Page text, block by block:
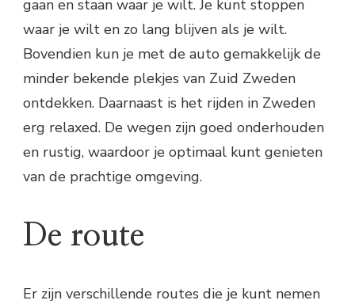
gaan en staan waar je wilt. Je kunt stoppen
waar je wilt en zo lang blijven als je wilt.
Bovendien kun je met de auto gemakkelijk de
minder bekende plekjes van Zuid Zweden
ontdekken. Daarnaast is het rijden in Zweden
erg relaxed. De wegen zijn goed onderhouden
en rustig, waardoor je optimaal kunt genieten
van de prachtige omgeving.
De route
Er zijn verschillende routes die je kunt nemen